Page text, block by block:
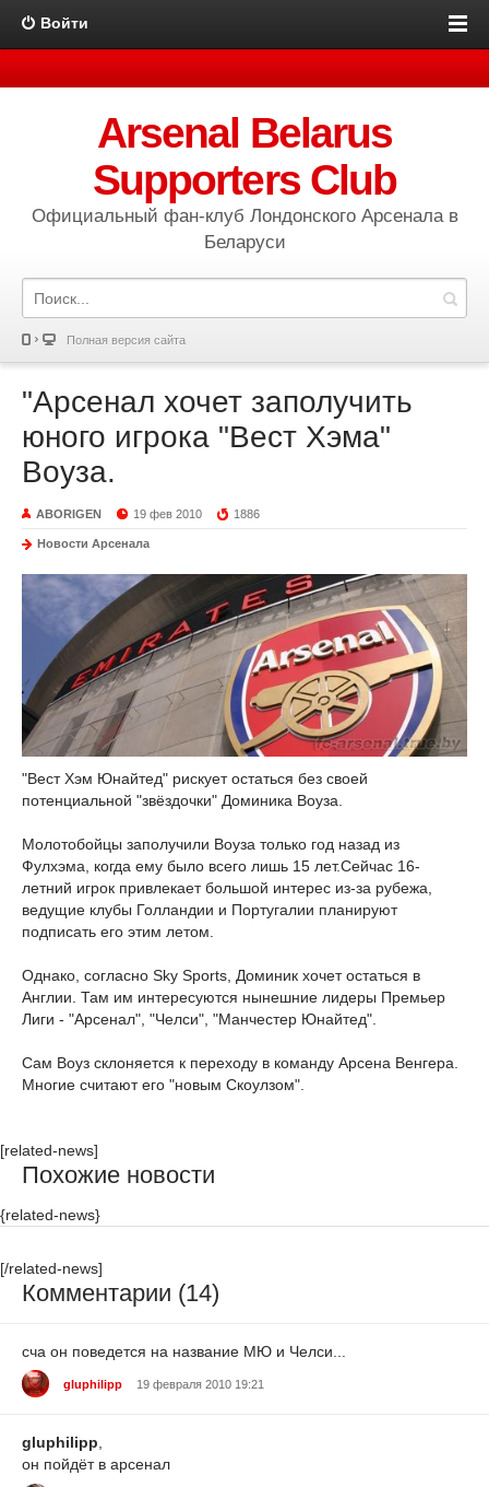
Войти
Arsenal Belarus
Supporters Club
Официальный фан-клуб Лондонского Арсенала в
Беларуси
Полная версия сайта
"Арсенал хочет заполучить
юного игрока "Вест Хэма"
Воуза.
ABORIGEN 19 фев 2010 1886
Новости Арсенала
"Вест Хэм Юнайтед" рискует остаться без своей
потенциальной "звёздочки" Доминика Воуза.
Молотобойцы заполучили Воуза только год назад из
Фулхэма, когда ему было всего лишь 15 лет.Сейчас 16-
летний игрок привлекает большой интерес из-за рубежа,
ведущие клубы Голландии и Португалии планируют
подписать его этим летом.
Однако, согласно Sky Sports, Доминик хочет остаться в
Англии. Там им интересуются нынешние лидеры Премьер
Лиги - "Арсенал", "Челси", "Манчестер Юнайтед".
Сам Воуз склоняется к переходу в команду Арсена Венгера.
Многие считают его "новым Скоулзом".
[related-news]
Похожие новости
{related-news}
[/related-news]
Комментарии (14)
сча он поведется на название МЮ и Челси...
gluphilipp 19 февраля 2010 19:21
gluphilipp,
он пойдёт в арсенал